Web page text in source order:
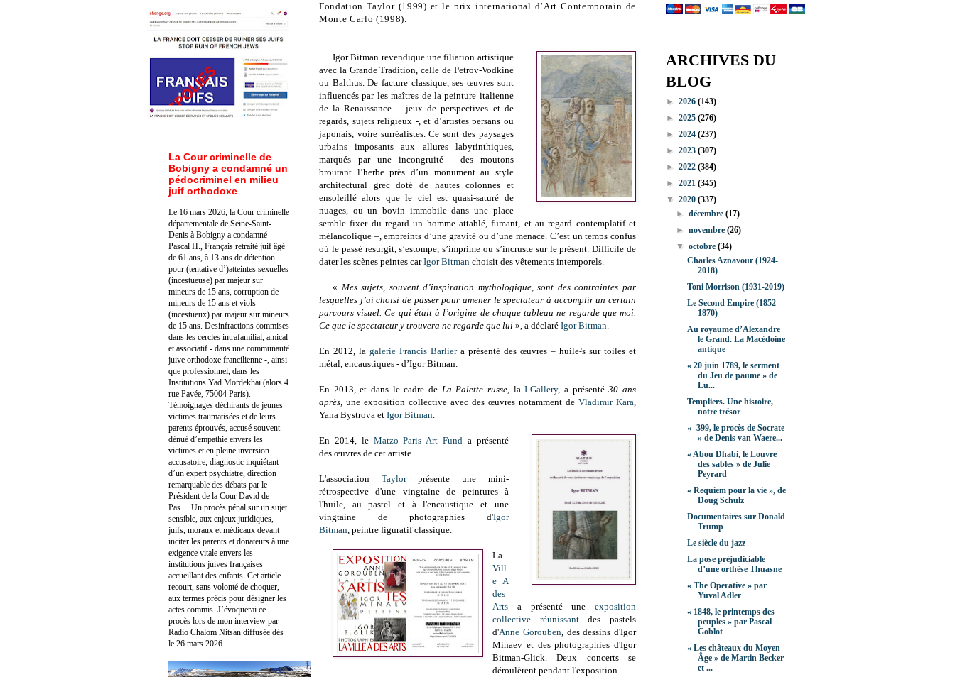
Fondation Taylor (1999) et le prix international d’Art Contemporain de
Monte Carlo (1998).
Igor Bitman revendique une filiation artistique
avec la Grande Tradition, celle de Petrov-Vodkine
ou Balthus. De facture classique, ses œuvres sont
influencés par les maîtres de la peinture italienne
de la Renaissance – jeux de perspectives et de
regards, sujets religieux -, et d’artistes persans ou
japonais, voire surréalistes. Ce sont des paysages
urbains imposants aux allures labyrinthiques,
marqués par une incongruité - des moutons
broutant l’herbe près d’un monument au style
architectural grec doté de hautes colonnes et
ensoleillé alors que le ciel est quasi-saturé de
nuages, ou un bovin immobile dans une place
semble fixer du regard un homme attablé, fumant, et au regard contemplatif et
mélancolique –, empreints d’une gravité ou d’une menace. C’est un temps confus
où le passé resurgit, s’estompe, s’imprime ou s’incruste sur le présent. Difficile de
dater les scènes peintes carIgor Bitman choisit des vêtements intemporels.
« Mes sujets, souvent d’inspiration mythologique, sont des contraintes par
lesquelles j’ai choisi de passer pour amener le spectateur à accomplir un certain
parcours visuel. Ce qui était à l’origine de chaque tableau ne regarde que moi.
Ce que le spectateur y trouvera ne regarde que lui », a déclaré Igor Bitman.
En 2012, la galerie Francis Barliera présenté des œuvres – huile²s sur toiles et
métal, encaustiques - d’Igor Bitman.
En 2013, et dans le cadre de La Palette russe, laI-Gallery, a présenté30 ans
après, une exposition collective avec des œuvres notamment de Vladimir Kara,
Yana Bystrova et Igor Bitman.
En 2014, le Matzo Paris Art Fund a présenté
des œuvres de cet artiste.
L'association Taylor
présente une mini-
rétrospective d'une vingtaine de peintures à
l'huile, au pastel et à l'encaustique et une
vingtaine de photographies d'Igor
Bitman, peintre figuratif classique.
La
Vill
e A
des
Arts a présenté uneexposition
collective
réunissantdes pastels
d'Anne Gorouben, des dessins d'Igor
Minaev et des photographies d'Igor
Bitman-Glick. Deux concerts se
déroulèrent pendant l'exposition.
La Cour criminelle de
Bobigny a condamné un
pédocriminel en milieu
juif orthodoxe
Le 16 mars 2026, la Cour criminelle
départementale de Seine-Saint-
Denis à Bobigny a condamné
Pascal H., Français retraité juif âgé
de 61 ans, à 13 ans de détention
pour (tentative d’)atteintes sexuelles
(incestueuse) par majeur sur
mineurs de 15 ans, corruption de
mineurs de 15 ans et viols
(incestueux) par majeur sur mineurs
de 15 ans. Desinfractions commises
dans les cercles intrafamilial, amical
et associatif - dans une communauté
juive orthodoxe francilienne -, ainsi
que professionnel, dans les
Institutions Yad Mordekhaï (alors 4
rue Pavée, 75004 Paris).
Témoignages déchirants de jeunes
victimes traumatisées et de leurs
parents éprouvés, accusé souvent
dénué d’empathie envers les
victimes et en pleine inversion
accusatoire, diagnostic inquiétant
d’un expert psychiatre, direction
remarquable des débats par le
Président de la Cour David de
Pas… Un procès pénal sur un sujet
sensible, aux enjeux juridiques,
juifs, moraux et médicaux devant
inciter les parents et donateurs à une
exigence vitale envers les
institutions juives françaises
accueillant des enfants. Cet article
recourt, sans volonté de choquer,
aux termes précis pour désigner les
actes commis. J’évoquerai ce
procès lors de mon interview par
Radio Chalom Nitsan diffusée dès
le 26 mars 2026.
ARCHIVES DU
BLOG
► 2026 (143)
► 2025 (276)
► 2024 (237)
► 2023 (307)
► 2022 (384)
► 2021 (345)
▼ 2020 (337)
►décembre(17)
►novembre(26)
▼octobre(34)
Charles Aznavour (1924-
2018)
Toni Morrison (1931-2019)
Le Second Empire (1852-
1870)
Au royaume d’Alexandre
le Grand. La Macédoine
antique
« 20 juin 1789, le serment
du Jeu de paume » de
Lu...
Templiers. Une histoire,
notre trésor
« -399, le procès de Socrate
» de Denis van Waere...
« Abou Dhabi, le Louvre
des sables » de Julie
Peyrard
« Requiem pour la vie », de
Doug Schulz
Documentaires sur Donald
Trump
Le siècle du jazz
La pose préjudiciable
d’une orthèse Thuasne
« The Operative » par
Yuval Adler
« 1848, le printemps des
peuples » par Pascal
Goblot
« Les châteaux du Moyen
Âge » de Martin Becker
et ...